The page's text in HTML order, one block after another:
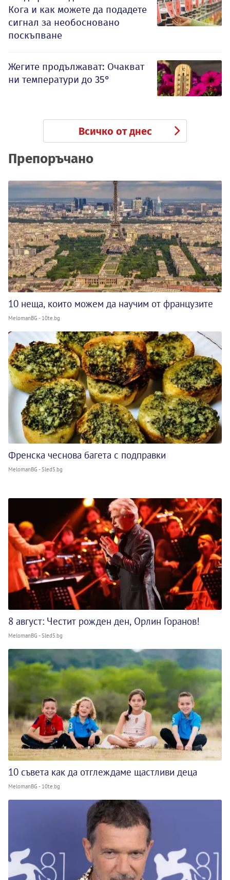
Кога и как можете да подадете
сигнал за необосновано
поскъпване
Жегите продължават: Очакват
ни температури до 35°
Всичко от днес
Препоръчано
10 неща, които можем да научим от французите
MelomanBG - 10te.bg
Френска чеснова багета с подправки
MelomanBG - Sled5.bg
8 август: Честит рожден ден, Орлин Горанов!
MelomanBG - Sled5.bg
10 съвета как да отглеждаме щастливи деца
MelomanBG - 10te.bg